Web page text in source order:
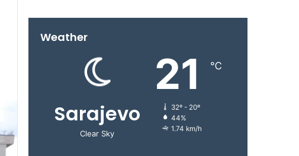
Weather
Sarajevo
Clear Sky
21 ℃
32º - 20º
44%
1.74 km/h